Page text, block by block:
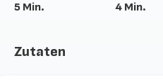
5 Min. 4 Min.
Zutaten